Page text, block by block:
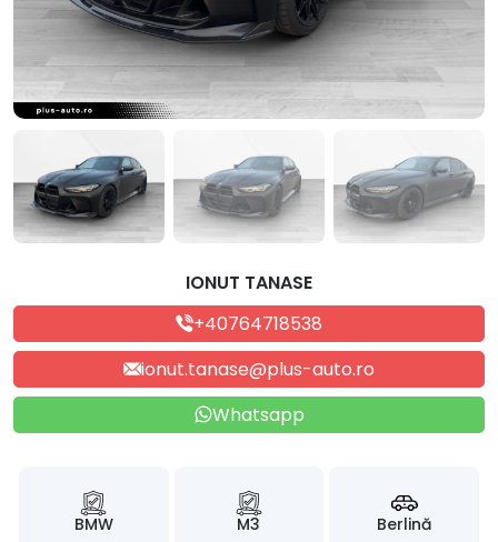
IONUT TANASE
+40764718538
ionut.tanase@plus-auto.ro
Whatsapp
BMW M3 Berlină